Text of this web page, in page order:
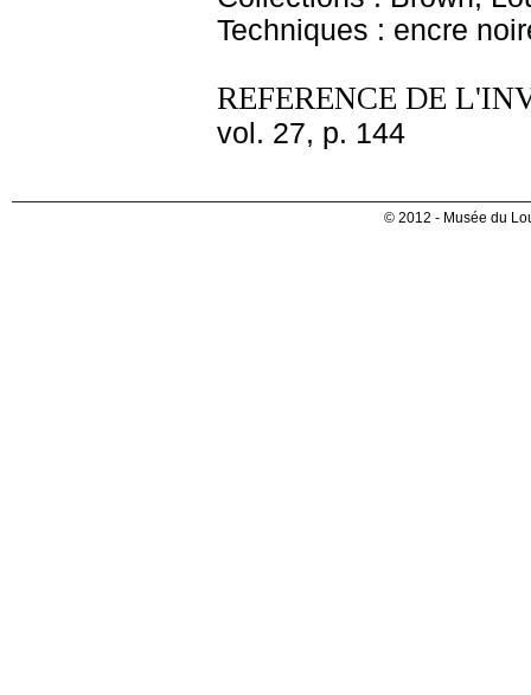
Techniques : encre
REFERENCE DE
vol. 27, p. 144
© 2012 - Musée du